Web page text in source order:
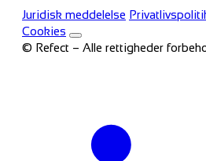
Juridisk meddelelse
Cookies
© Refect – Alle rettigheder